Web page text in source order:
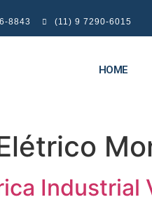
8843 (11) 9 7290-6015
HOME
Industrial